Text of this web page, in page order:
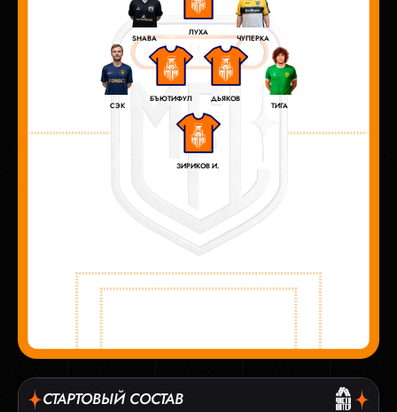
SHABA
ЛУХА
ЧУПЕРКА
СЭК
БЪЮТИФУЛ ДЬЯКОВ
ТИГА
ЗИРИКОВ И.
СТАРТОВЫЙ СОСТАВ